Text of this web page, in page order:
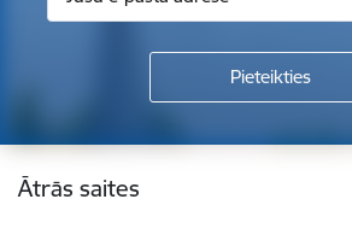
Kājene
Ātrās saites